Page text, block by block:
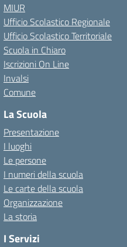
MIUR
Ufficio Scolastico Regionale
Ufficio Scolastico Territoriale
Scuola in Chiaro
Iscrizioni On Line
Invalsi
Comune
La Scuola
Presentazione
I luoghi
Le persone
I numeri della scuola
Le carte della scuola
Organizzazione
La storia
I Servizi